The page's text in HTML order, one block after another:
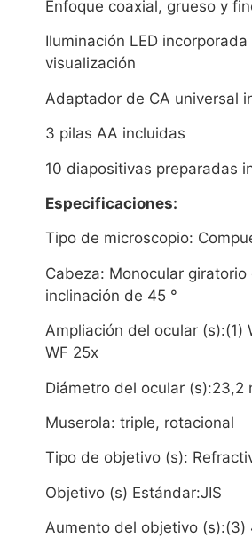
Enfoque coaxial, grueso y
Iluminación LED
visualización
Adaptador de CA universal
3 pilas AA incluidas
10 diapositivas preparadas
Especificaciones:
Tipo de microscopio:
Cabeza: Monocular
inclinación de 45 °
Ampliación del ocular (s):(1)
WF 25x
Diámetro del ocular (s):23,2
Muserola: triple, rotacional
Tipo de objetivo (s):
Objetivo (s) Estándar:JIS
Aumento del objetivo (s):(3)